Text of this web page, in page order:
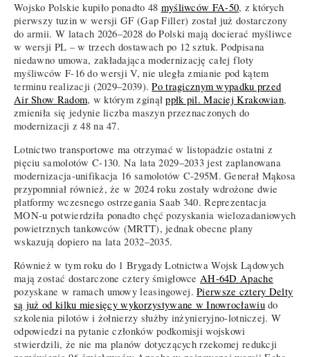
Wojsko Polskie kupiło ponadto 48 myśliwców FA-50, z których
pierwszy tuzin w wersji GF (Gap Filler) został już dostarczony
do armii. W latach 2026–2028 do Polski mają docierać myśliwce
w wersji PL – w trzech dostawach po 12 sztuk. Podpisana
niedawno umowa, zakładająca modernizację całej floty
myśliwców F-16 do wersji V, nie uległa zmianie pod kątem
terminu realizacji (2029–2039).Po tragicznym wypadku przed
Air Show Radom, w którym zginąłppłk pil. Maciej Krakowian,
zmieniła się jedynie liczba maszyn przeznaczonych do
modernizacji z 48 na 47.
Lotnictwo transportowe ma otrzymać w listopadzie ostatni z
pięciu samolotów C-130. Na lata 2029–2033 jest zaplanowana
modernizacja-unifikacja 16 samolotów C-295M. Generał Mąkosa
przypomniał również, że w 2024 roku zostały wdrożone dwie
platformy wczesnego ostrzegania Saab 340. Reprezentacja
MON-u potwierdziła ponadto chęć pozyskania wielozadaniowych
powietrznych tankowców (MRTT), jednak obecne plany
wskazują dopiero na lata 2032–2035.
Również w tym roku do 1 Brygady Lotnictwa Wojsk Lądowych
mają zostać dostarczone cztery śmigłowce AH-64D Apache
pozyskane w ramach umowy leasingowej.Pierwsze cztery Delty
są już od kilku miesięcy wykorzystywane w Inowrocławiudo
szkolenia pilotów i żołnierzy służby inżynieryjno-lotniczej. W
odpowiedzi na pytanie członków podkomisji wojskowi
stwierdzili, że nie ma planów dotyczących rzekomej redukcji